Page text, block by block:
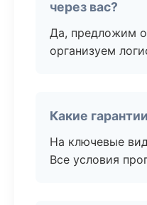
через вас?
Да, предложим
организуем
Какие
На ключевые
Все условия